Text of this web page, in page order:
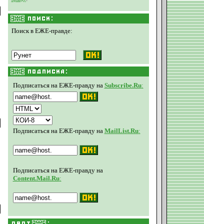
Поиск в ЕЖЕ-правде:
Подписаться на ЕЖЕ-правду на Subscribe.Ru:
Подписаться на ЕЖЕ-правду на MailList.Ru:
Подписаться на ЕЖЕ-правду на
Content.Mail.Ru: